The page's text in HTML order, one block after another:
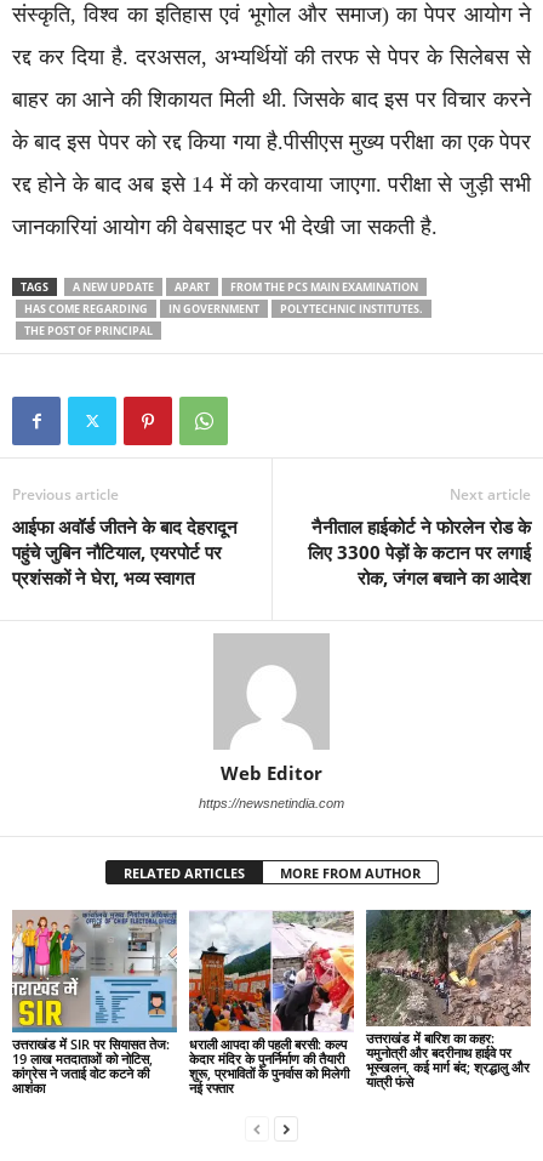
संस्कृति, विश्व का इतिहास एवं भूगोल और समाज) का पेपर आयोग ने
रद्द कर दिया है. दरअसल, अभ्यर्थियों की तरफ से पेपर के सिलेबस से
बाहर का आने की शिकायत मिली थी. जिसके बाद इस पर विचार करने
के बाद इस पेपर को रद्द किया गया है.पीसीएस मुख्य परीक्षा का एक पेपर
रद्द होने के बाद अब इसे 14 में को करवाया जाएगा. परीक्षा से जुड़ी सभी
जानकारियां आयोग की वेबसाइट पर भी देखी जा सकती है.
TAGS A NEW UPDATE APART
FROM THE PCS MAIN EXAMINATION
HAS COME REGARDING
IN GOVERNMENT
POLYTECHNIC INSTITUTES.
THE POST OF PRINCIPAL
Previous article
आईफा अवॉर्ड जीतने के बाद देहरादून
पहुंचे जुबिन नौटियाल, एयरपोर्ट पर
प्रशंसकों ने घेरा, भव्य स्वागत
Next article
नैनीताल हाईकोर्ट ने फोरलेन रोड के
लिए 3300 पेड़ों के कटान पर लगाई
रोक, जंगल बचाने का आदेश
Web Editor
https://newsnetindia.com
RELATED ARTICLES MORE FROM AUTHOR
उत्तराखंड में SIR पर सियासत तेज:
19 लाख मतदाताओं को नोटिस,
कांग्रेस ने जताई वोट कटने की
आशंका
धराली आपदा की पहली बरसी: कल्प
केदार मंदिर के पुनर्निर्माण की तैयारी
शुरू, प्रभावितों के पुनर्वास को मिलेगी
नई रफ्तार
उत्तराखंड में बारिश का कहर:
यमुनोत्री और बदरीनाथ हाईवे पर
भूस्खलन, कई मार्ग बंद; श्रद्धालु और
यात्री फंसे